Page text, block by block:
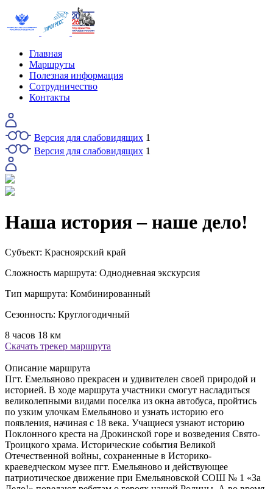
Главная
Маршруты
Полезная информация
Сотрудничество
Контакты
Версия для слабовидящих 1
Версия для слабовидящих 1
Наша история – наше дело!
Субъект: Красноярский край
Сложность маршрута: Однодневная экскурсия
Тип маршрута: Комбинированный
Сезонность: Круглогодичный
8 часов 18 км
Скачать трекер маршрута
Описание маршрута
Пгт. Емельяново прекрасен и удивителен своей природой и
историей. В ходе маршрута участники смогут насладиться
великолепными видами поселка из окна автобуса, пройтись
по узким улочкам Емельяново и узнать историю его
появления, начиная с 18 века. Учащиеся узнают историю
Поклонного креста на Дрокинской горе и возведения Свято-
Троицкого храма. Исторические события Великой
Отечественной войны, сохраненные в Историко-
краеведческом музее пгт. Емельяново и действующее
патриотическое движение при Емельяновской СОШ № 1 «За